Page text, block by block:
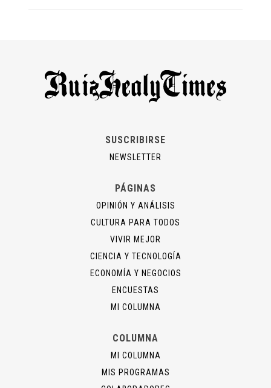
SUSCRIBIRSE
NEWSLETTER
PÁGINAS
OPINIÓN Y ANÁLISIS
CULTURA PARA TODOS
VIVIR MEJOR
CIENCIA Y TECNOLOGÍA
ECONOMÍA Y NEGOCIOS
ENCUESTAS
MI COLUMNA
COLUMNA
MI COLUMNA
MIS PROGRAMAS